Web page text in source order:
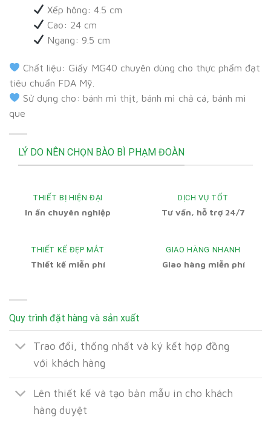
Xếp hông: 4.5 cm
Cao: 24 cm
Ngang: 9.5 cm
Chất liệu: Giấy MG40 chuyên dùng cho thực phẩm đạt
tiêu chuẩn FDA Mỹ.
Sử dụng cho: bánh mì thịt, bánh mì chả cá, bánh mì
que
LÝ DO NÊN CHỌN BÀO BÌ PHẠM ĐOÀN
THIẾT BỊ HIỆN ĐẠI
In ấn chuyên nghiệp
DỊCH VỤ TỐT
Tư vấn, hỗ trợ 24/7
THIẾT KẾ ĐẸP MẮT
Thiết kế miễn phí
GIAO HÀNG NHANH
Giao hàng miễn phí
Quy trình đặt hàng và sản xuất
Trao đổi, thống nhất và ký kết hợp đồng
với khách hàng
Lên thiết kế và tạo bản mẫu in cho khách
hàng duyệt